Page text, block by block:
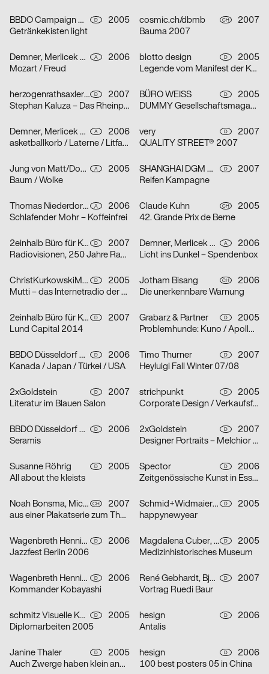
BBDO Campaign GmbH Düsseldorf D
2005
Getränkekisten light
cosmic.ch/dbmb CH
2007
Bauma 2007
Demner, Merlicek & Bergmann A
2006
Mozart / Freud
blotto design D
2005
Legende vom Manifest der Kommunistischen Partei
herzogenrathsaxler design D
2007
Stephan Kaluza – Das Rheinprojekt
BÜRO WEISS D
2005
DUMMY Gesellschaftsmagazin – Thema Revolution
Demner, Merlicek & Bergmann A
2006
asketballkorb / Laterne / Litfaßsäule
very D
2007
QUALITY STREET® 2007
Jung von Matt/Donau Werbeagentur GmbH A
2005
Baum / Wolke
SHANGHAI DGM Werbeagentur GmbH & Co. KG D
2007
Reifen Kampagne
Thomas Niederdorfer, Demner, Merlicek & Bergmann A
2006
Schlafender Mohr – Koffeinfrei
Claude Kuhn CH
2005
42. Grande Prix de Berne
2einhalb Büro für Kommunikation, mischen D
2007
Radiovisionen, 250 Jahre Radio
Demner, Merlicek & Bergmann A
2006
Licht ins Dunkel – Spendenbox
ChristKurkowskiMannsSchmidt D
2005
Mutti – das Internetradio der Kunsthochschule Berlin-Weißensee
Jotham Bisang CH
2006
Die unerkennbare Warnung
2einhalb Büro für Kommunikation, Camilla Ander, Anna Norberg D
2007
Lund Capital 2014
Grabarz & Partner D
2005
Problemhunde: Kuno / Apollo / Beverly
BBDO Düsseldorf GmbH D
2006
Kanada / Japan / Türkei / USA
Timo Thurner D
2007
Heyluigi Fall Winter 07/08
2xGoldstein D
2007
Literatur im Blauen Salon
strichpunkt D
2005
Corporate Design / Verkaufsförderung / Text
BBDO Düsseldorf GmbH D
2006
Seramis
2xGoldstein D
2007
Designer Portraits – Melchior Imboden
Susanne Röhrig D
2005
All about the kleists
Spector D
2006
Zeitgenössische Kunst in Essen
Noah Bonsma, Michael Flückiger, Sabrina Tiller CH
2007
aus einer Plakatserie zum Thema Integration
Schmid+Widmaier Design D
2005
happynewyear
Wagenbreth Henning D
2006
Jazzfest Berlin 2006
Magdalena Cuber, Manuel Rigel D
2005
Medizinhistorisches Museum
Wagenbreth Henning D
2006
Kommander Kobayashi
René Gebhardt, Björn Kernspeckt, Sebastian Locke D
2007
Vortrag Ruedi Baur
schmitz Visuelle Kommunikation D
2005
Diplomarbeiten 2005
hesign D
2006
Antalis
Janine Thaler D
2005
Auch Zwerge haben klein angefangen
hesign D
2006
100 best posters 05 in China